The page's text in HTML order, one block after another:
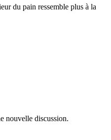
du pain ressemble plus à la
nouvelle discussion.